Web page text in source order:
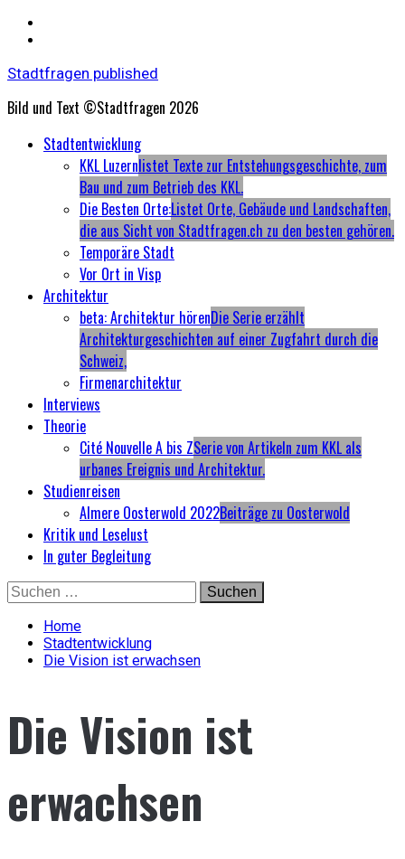
Stadtfragen published
Bild und Text ©Stadtfragen 2026
PrimaryStadtentwicklung
KKL Luzernlistet Texte zur Entstehungsgeschichte, zum
Bau und zum Betrieb des KKL.
Die Besten Orte:Listet Orte, Gebäude und Landschaften,
die aus Sicht von Stadtfragen.ch zu den besten gehören.
Temporäre Stadt
Vor Ort in Visp
Architektur
beta: Architektur hörenDie Serie erzählt
Architekturgeschichten auf einer Zugfahrt durch die
Schweiz,
Firmenarchitektur
Interviews
Theorie
Cité Nouvelle A bis ZSerie von Artikeln zum KKL als
urbanes Ereignis und Architektur.
Studienreisen
Almere Oosterwold 2022Beiträge zu Oosterwold
Kritik und Leselust
In guter Begleitung
Skip
to
content
Suchen
nach:
Home
Stadtentwicklung
Die Vision ist erwachsen
Die Vision ist
erwachsen